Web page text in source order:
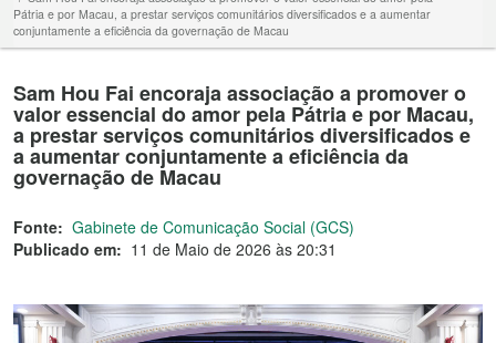
Pátria e por Macau, a prestar serviços comunitários diversificados e a aumentar
conjuntamente a eficiência da governação de Macau
Sam Hou Fai encoraja associação a promover o
valor essencial do amor pela Pátria e por Macau,
a prestar serviços comunitários diversificados e
a aumentar conjuntamente a eficiência da
governação de Macau
Fonte: Gabinete de Comunicação Social (GCS)
Publicado em: 11 de Maio de 2026 às 20:31